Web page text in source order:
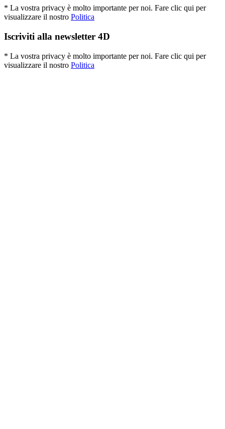
* La vostra privacy è molto importante per noi. Fare clic qui per
visualizzare il nostro Politica
Iscriviti alla newsletter 4D
* La vostra privacy è molto importante per noi. Fare clic qui per
visualizzare il nostro Politica